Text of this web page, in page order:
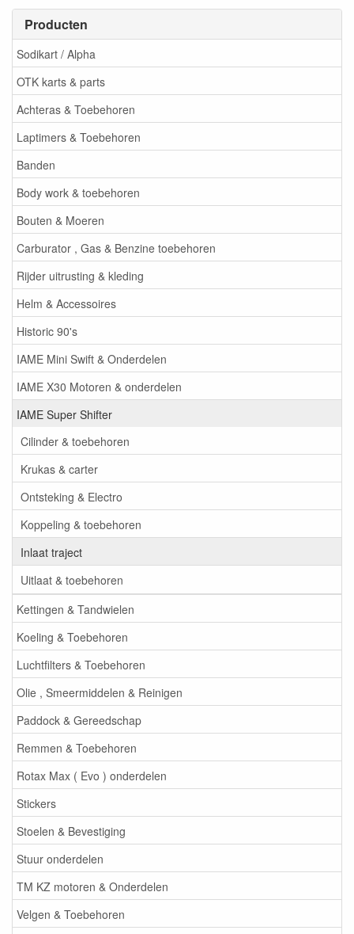
Producten
Sodikart / Alpha
OTK karts & parts
Achteras & Toebehoren
Laptimers & Toebehoren
Banden
Body work & toebehoren
Bouten & Moeren
Carburator , Gas & Benzine toebehoren
Rijder uitrusting & kleding
Helm & Accessoires
Historic 90's
IAME Mini Swift & Onderdelen
IAME X30 Motoren & onderdelen
IAME Super Shifter
Cilinder & toebehoren
Krukas & carter
Ontsteking & Electro
Koppeling & toebehoren
Inlaat traject
Uitlaat & toebehoren
Kettingen & Tandwielen
Koeling & Toebehoren
Luchtfilters & Toebehoren
Olie , Smeermiddelen & Reinigen
Paddock & Gereedschap
Remmen & Toebehoren
Rotax Max ( Evo ) onderdelen
Stickers
Stoelen & Bevestiging
Stuur onderdelen
TM KZ motoren & Onderdelen
Velgen & Toebehoren